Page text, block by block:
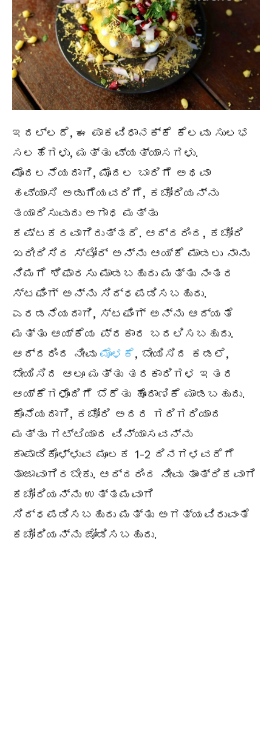
ಇದಲ್ಲದೆ, ಈ ಪಾಕವಿಧಾನಕ್ಕೆ ಕೆಲವು ಸುಲಭ
ಸಲಹೆಗಳು, ಮತ್ತು ವ್ಯತ್ಯಾಸಗಳು.
ಮೊದಲನೆಯದಾಗಿ, ಮೊದಲ ಬಾರಿಗೆ ಅಥವಾ
ಹವ್ಯಾಸಿ ಅಡುಗೆಯವರಿಗೆ, ಕಚೋರಿಯನ್ನು
ತಯಾರಿಸುವುದು ಅಗಾಧ ಮತ್ತು
ಕಷ್ಟಕರವಾಗಿರುತ್ತದೆ. ಆದ್ದರಿಂದ, ಕಚೋರಿ
ಖರೀದಿಸಿದ ಸ್ಟೋರ್ ಅನ್ನು ಆಯ್ಕೆ ಮಾಡಲು ನಾನು
ನಿಮಗೆ ಶಿಫಾರಸು ಮಾಡಬಹುದು ಮತ್ತು ನಂತರ
ಸ್ಟಫಿಂಗ್ ಅನ್ನು ಸಿದ್ಧಪಡಿಸಬಹುದು.
ಎರಡನೆಯದಾಗಿ, ಸ್ಟಫಿಂಗ್ ಅನ್ನು ಆದ್ಯತೆ
ಮತ್ತು ಆಯ್ಕೆಯ ಪ್ರಕಾರ ಬದಲಿಸಬಹುದು.
ಆದ್ದರಿಂದ ನೀವು ಮೊಳಕೆ, ಬೇಯಿಸಿದ ಕಡಲೆ,
ಬೇಯಿಸಿದ ಆಲೂ ಮತ್ತು ತರಕಾರಿಗಳ ಇತರ
ಆಯ್ಕೆಗಳೊಂದಿಗೆ ಬೆರೆತು ಹೊಂದಾಣಿಕೆ ಮಾಡಬಹುದು.
ಕೊನೆಯದಾಗಿ, ಕಚೋರಿ ಅದರ ಗರಿಗರಿಯಾದ
ಮತ್ತು ಗಟ್ಟಿಯಾದ ವಿನ್ಯಾಸವನ್ನು
ಕಾಪಾಡಿಕೊಳ್ಳುವ ಮೂಲಕ 1-2 ದಿನಗಳವರೆಗೆ
ತಾಜಾವಾಗಿರಬೇಕು. ಆದ್ದರಿಂದ ನೀವು ತಾಂತ್ರಿಕವಾಗಿ
ಕಚೋರಿಯನ್ನು ಉತ್ತಮವಾಗಿ
ಸಿದ್ಧಪಡಿಸಬಹುದು ಮತ್ತು ಅಗತ್ಯವಿರುವಂತೆ
ಕಚೋರಿಯನ್ನು ಜೋಡಿಸಬಹುದು.